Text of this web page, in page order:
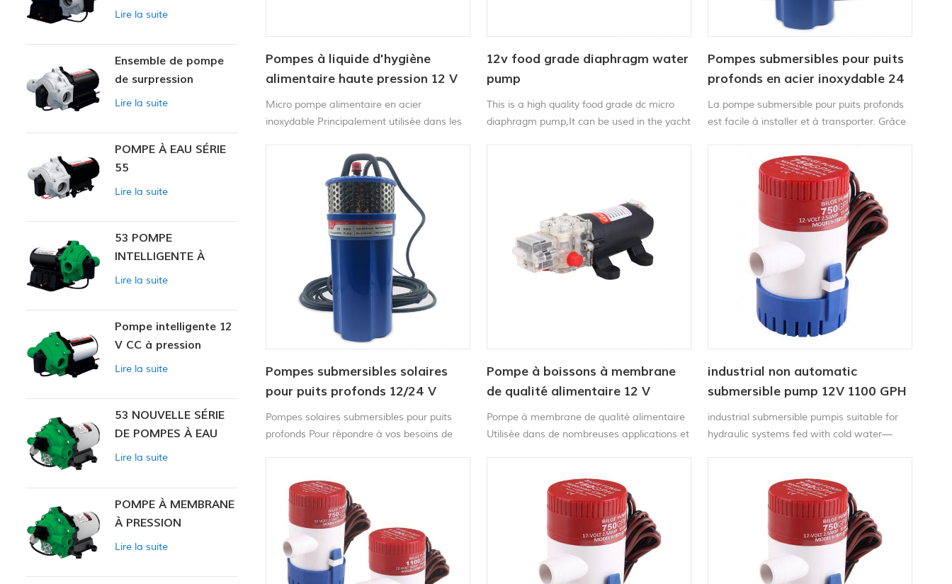
Pompes à liquide d'hygiène
alimentaire haute pression 12 V
de qualité alimentaire
Micro pompe alimentaire en acier
inoxydable Principalement utilisée dans les
de laboratoire, la surveillance de
l'environnement, la surveillance des gaz, les
pneus automobiles et d'autres domaines.
12v food grade diaphragm water
pump
This is a high quality food grade dc micro
diaphragm pump,It can be used in the yacht
Pompes submersibles pour puits
profonds en acier inoxydable 24
V
La pompe submersible pour puits profonds
est facile à installer et à transporter. Grâce
silencieux, elle peut fonctionner dans un
environnement calme.
Pompes submersibles solaires
pour puits profonds 12/24 V
Pompes solaires submersibles pour puits
profonds Pour répondre à vos besoins de
de vie.
Pompe à boissons à membrane
de qualité alimentaire 12 V
Pompe à membrane de qualité alimentaire
Utilisée dans de nombreuses applications et
un critère essentiel pour optimiser la
industrial non automatic
submersible pump 12V 1100 GPH
industrial submersible pumpis suitable for
hydraulic systems fed with cold water—
variable
Lire la suite
Ensemble de pompe
de surpression
intelligente
Lire la suite
POMPE À EAU SÉRIE
55
Lire la suite
53 POMPE
INTELLIGENTE À
PRESSION
Lire la suite
Pompe intelligente 12
V CC à pression
constante 53
Lire la suite
53 NOUVELLE SÉRIE
DE POMPES À EAU
Lire la suite
POMPE À MEMBRANE
À PRESSION
CONSTANTE
Lire la suite